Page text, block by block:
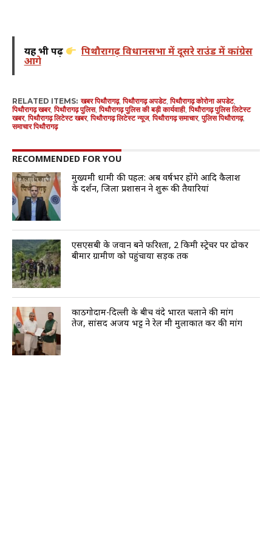
यह भी पढ़ें पिथौरागढ़ विधानसभा में दूसरे राउंड में कांग्रेस
आगे
RELATED ITEMS: खबर पिथौरागढ़,पिथौरागढ़ अपडेट,पिथौरागढ़ कोरोना अपडेट,
पिथौरागढ़ खबर,पिथौरागढ़ पुलिस,पिथौरागढ़ पुलिस की बड़ी कार्यवाही,पिथौरागढ़ पुलिस लिटेस्ट
खबर,पिथौरागढ़ लिटेस्ट खबर,पिथौरागढ़ लिटेस्ट न्यूज,पिथौरागढ़ समाचार,पुलिस पिथौरागढ़,
समाचार पिथौरागढ़
RECOMMENDED FOR YOU
मुख्यमंत्री धामी की पहल: अब वर्षभर होंगे आदि कैलाश
के दर्शन, जिला प्रशासन ने शुरू की तैयारियां
एसएसबी के जवान बने फरिश्ता, 2 किमी स्ट्रेचर पर ढोकर
बीमार ग्रामीण को पहुंचाया सड़क तक
काठगोदाम-दिल्ली के बीच वंदे भारत चलाने की मांग
तेज, सांसद अजय भट्ट ने रेल मंत्री मुलाकात कर की मांग